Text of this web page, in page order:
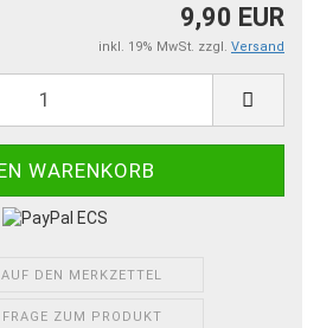
9,90 EUR
inkl. 19% MwSt. zzgl. Versand
AUF DEN MERKZETTEL
FRAGE ZUM PRODUKT